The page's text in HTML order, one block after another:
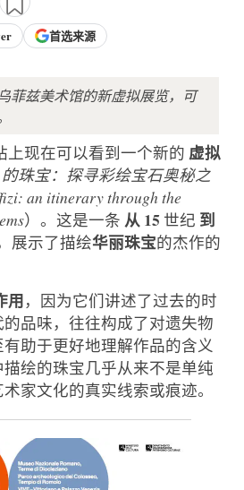
首选来源
菲兹美术馆的新虚拟展览，可
上现在可以看到一个新的 虚拟
珠宝：探寻彩绘宝石奥秘之
an itinerary through the
）。这是一条 从 15 世纪 到
展示了描绘华丽珠宝的杰作的
用，因为它们讲述了过去的时
品味，往往构成了对遗失物
助于更好地理解作品的含义
绘的珠宝几乎从来不是单纯
家文化的真实线索或痕迹。